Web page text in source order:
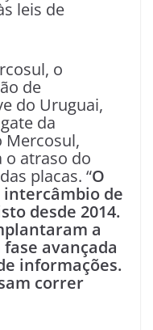
leis de
o
de
do Uruguai,
da
Mercosul,
o atraso do
placas. “O
intercâmbio de
desde 2014.
a
avançada
informações.
correr